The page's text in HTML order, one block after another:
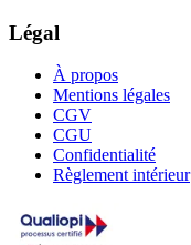
Légal
À propos
Mentions légales
CGV
CGU
Confidentialité
Règlement intérieur